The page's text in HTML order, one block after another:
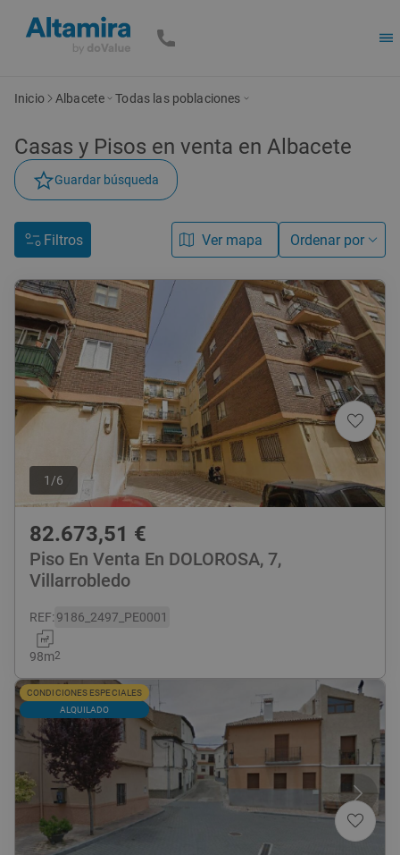
Inicio Albacete Todas las poblaciones
Casas y Pisos en venta en Albacete
Guardar búsqueda
Filtros Ver mapa Ordenar por
1 /6
82.673,51 €
Piso En Venta En DOLOROSA, 7,
Villarrobledo
REF:9186_2497_PE0001
98m2
CONDICIONES ESPECIALES
ALQUILADO